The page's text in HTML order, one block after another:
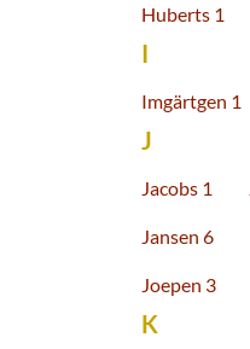
Huberts 1
I
Imgärtgen 1
J
Jacobs 1
Jansen 6
Joepen 3
K